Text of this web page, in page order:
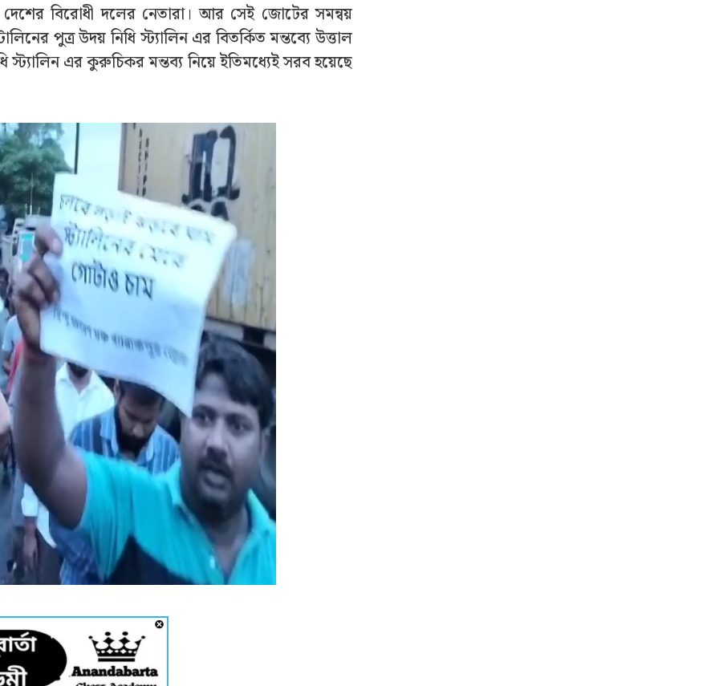
বিরোধী দলের নেতারা। আর সেই জোটের সমন্বয়
পুত্র উদয় নিধি স্ট্যালিন এর বিতর্কিত মন্তব্যে উত্তাল
স্ট্যালিন এর কুরুচিকর মন্তব্য নিয়ে ইতিমধ্যেই সরব হয়েছে